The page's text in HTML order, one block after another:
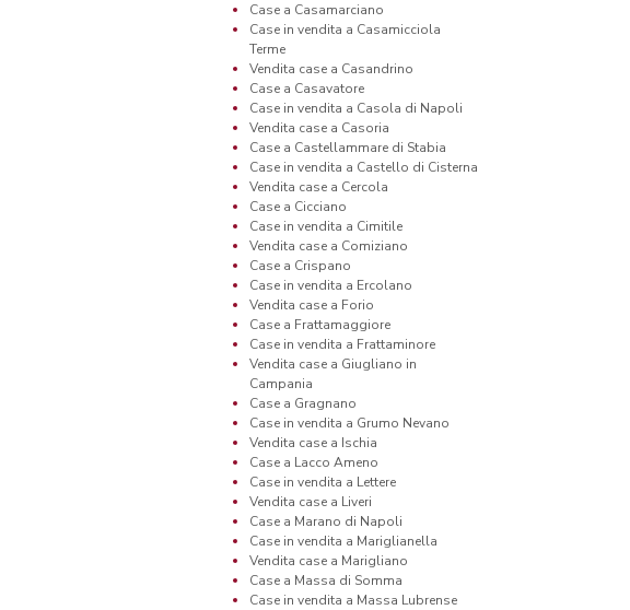
Case a Casamarciano
Case in vendita a Casamicciola
Terme
Vendita case a Casandrino
Case a Casavatore
Case in vendita a Casola di Napoli
Vendita case a Casoria
Case a Castellammare di Stabia
Case in vendita a Castello di Cisterna
Vendita case a Cercola
Case a Cicciano
Case in vendita a Cimitile
Vendita case a Comiziano
Case a Crispano
Case in vendita a Ercolano
Vendita case a Forio
Case a Frattamaggiore
Case in vendita a Frattaminore
Vendita case a Giugliano in
Campania
Case a Gragnano
Case in vendita a Grumo Nevano
Vendita case a Ischia
Case a Lacco Ameno
Case in vendita a Lettere
Vendita case a Liveri
Case a Marano di Napoli
Case in vendita a Mariglianella
Vendita case a Marigliano
Case a Massa di Somma
Case in vendita a Massa Lubrense